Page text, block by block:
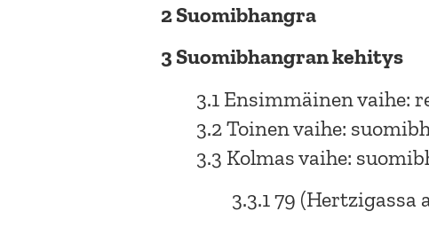
2 Suomibhangra
3 Suomibhangran kehitys
3.1 Ensimmäinen vaihe:
3.2 Toinen vaihe:
3.3 Kolmas vaihe:
3.3.1 79 (Hertzigassa